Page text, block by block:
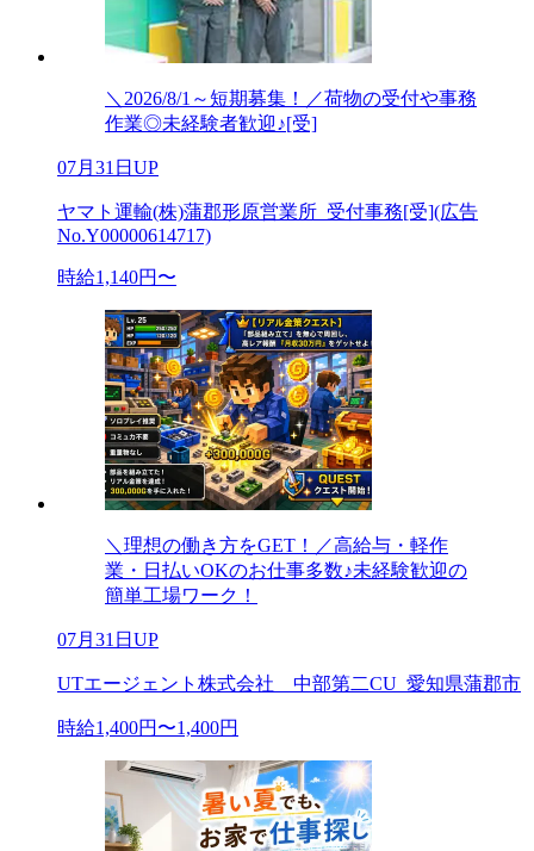
＼2026/8/1～短期募集！／荷物の受付や事務
作業◎未経験者歓迎♪[受]
07月31日UP
ヤマト運輸(株)蒲郡形原営業所_受付事務[受](広告
No.Y00000614717)
時給1,140円〜
＼理想の働き方をGET！／高給与・軽作
業・日払いOKのお仕事多数♪未経験歓迎の
簡単工場ワーク！
07月31日UP
UTエージェント株式会社 中部第二CU_愛知県蒲郡市
時給1,400円〜1,400円